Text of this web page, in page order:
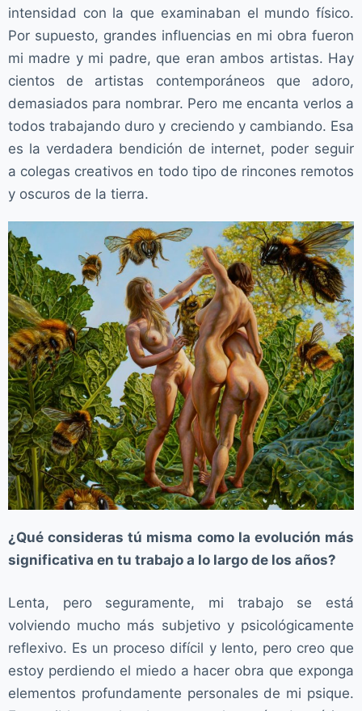
intensidad con la que examinaban el mundo físico.
Por supuesto, grandes influencias en mi obra fueron
mi madre y mi padre, que eran ambos artistas. Hay
cientos de artistas contemporáneos que adoro,
demasiados para nombrar. Pero me encanta verlos a
todos trabajando duro y creciendo y cambiando. Esa
es la verdadera bendición de internet, poder seguir
a colegas creativos en todo tipo de rincones remotos
y oscuros de la tierra.
¿Qué consideras tú misma como la evolución más
significativa en tu trabajo a lo largo de los años?
Lenta, pero seguramente, mi trabajo se está
volviendo mucho más subjetivo y psicológicamente
reflexivo. Es un proceso difícil y lento, pero creo que
estoy perdiendo el miedo a hacer obra que exponga
elementos profundamente personales de mi psique.